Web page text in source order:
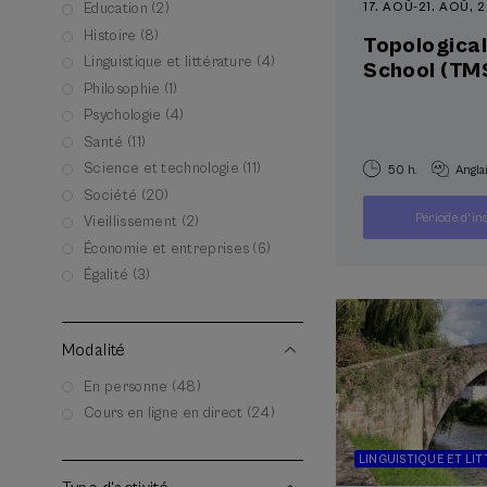
Education (2)
Histoire (8)
Linguistique et littérature (4)
Philosophie (1)
Psychologie (4)
Santé (11)
Science et technologie (11)
Société (20)
Vieillissement (2)
Économie et entreprises (6)
Égalité (3)
Modalité
En personne (48)
Cours en ligne en direct (24)
17. AOÛ-21. AOÛ,
School
50 h.
Période
LINGUISTIQUE ET